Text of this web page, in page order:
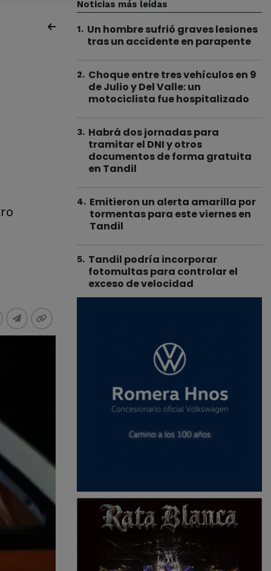
Noticias más leídas
1. Un hombre sufrió graves lesiones
tras un accidente en parapente
2. Choque entre tres vehículos en 9
de Julio y Del Valle: un
motociclista fue hospitalizado
3. Habrá dos jornadas para
tramitar el DNI y otros
documentos de forma gratuita
en Tandil
4. Emitieron un alerta amarilla por
tormentas para este viernes en
Tandil
5. Tandil podría incorporar
fotomultas para controlar el
exceso de velocidad